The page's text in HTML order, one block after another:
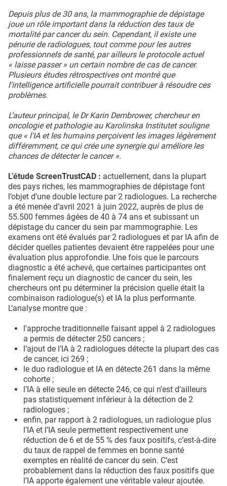
Depuis plus de 30 ans, la mammographie de dépistage
joue un rôle important dans la réduction des taux de
mortalité par cancer du sein. Cependant, il existe une
pénurie de radiologues, tout comme pour les autres
professionnels de santé, par ailleurs le protocole actuel
« laisse passer » un certain nombre de cas de cancer.
Plusieurs études rétrospectives ont montré que
l’intelligence artificielle pourrait contribuer à résoudre ces
problèmes.
L’auteur principal, le Dr Karin Dembrower, chercheur en
oncologie et pathologie au Karolinska Institutet souligne
que « l'IA et les humains perçoivent les images légèrement
différemment, ce qui crée une synergie qui améliore les
chances de détecter le cancer ».
L’étude ScreenTrustCAD : actuellement, dans la plupart
des pays riches, les mammographies de dépistage font
l’objet d’une double lecture par 2 radiologues. La recherche
a été menée d’avril 2021 à juin 2022, auprès de plus de
55.500 femmes âgées de 40 à 74 ans et subissant un
dépistage du cancer du sein par mammographie. Les
examens ont été évalués par 2 radiologues et par IA afin de
décider quelles patientes devaient être rappelées pour une
évaluation plus approfondie. Une fois que le parcours
diagnostic a été achevé, que certaines participantes ont
finalement reçu un diagnostic de cancer du sein, les
chercheurs ont pu déterminer la précision quelle était la
combinaison radiologue(s) et IA la plus performante.
L’analyse montre que :
l'approche traditionnelle faisant appel à 2 radiologues
a permis de détecter 250 cancers ;
l’ajout de l’IA à 2 radiologues détecte la plupart des cas
de cancer, ici 269 ;
le duo radiologue et IA en détecte 261 dans la même
cohorte ;
l’IA à elle seule en détecte 246, ce qui n’est d’ailleurs
pas statistiquement inférieur à la détection de 2
radiologues ;
enfin, par rapport à 2 radiologues, un radiologue plus
l’IA et l’IA seule permettent respectivement une
réduction de 6 et de 55 % des faux positifs, c’est-à-dire
du taux de rappel de femmes en bonne santé
exemptes en réalité de cancer du sein. C’est
probablement dans la réduction des faux positifs que
l’IA apporte également une véritable valeur ajoutée.